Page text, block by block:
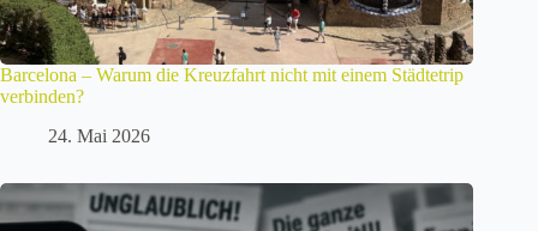
Barcelona – Warum die Kreuzfahrt nicht mit einem Städtetrip
verbinden?
24. Mai 2026